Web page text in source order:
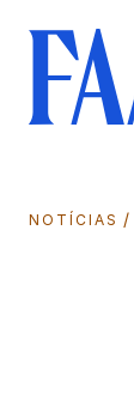
NOTÍCIAS /